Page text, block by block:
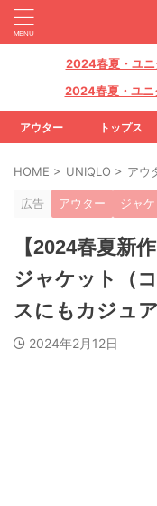
2024春夏・ユニ
2024春夏・ユニ
アウター トップス
HOME > UNIQLO > アウ
広告 アウター ジャケ
【2024春夏新
ジャケット（
スにもカジュ
2024年2月12日